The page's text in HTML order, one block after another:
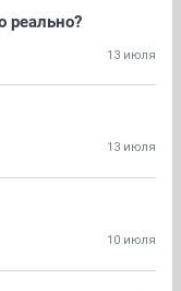
реально?
13 июля
13 июля
10 июля